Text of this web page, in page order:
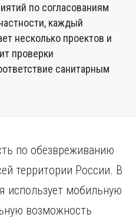
по согласованиям
каждый
несколько проектов и
проверки
санитарным
по обезвреживанию
территории России. В
использует мобильную
возможность